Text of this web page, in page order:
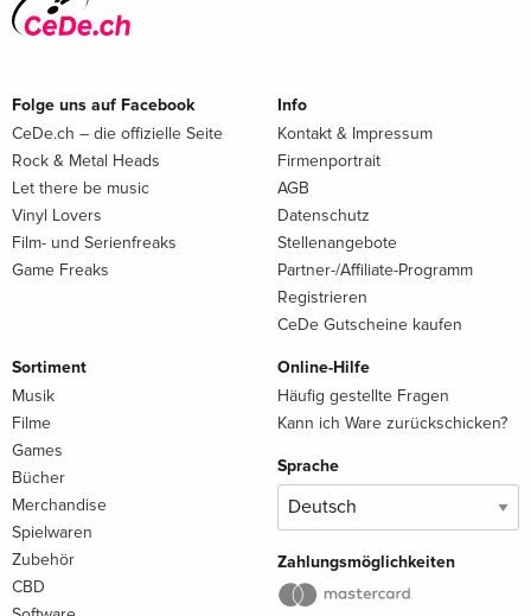
Folge uns auf Facebook
CeDe.ch – die offizielle Seite
Rock & Metal Heads
Let there be music
Vinyl Lovers
Film- und Serienfreaks
Game Freaks
Info
Kontakt & Impressum
Firmenportrait
AGB
Datenschutz
Stellenangebote
Partner-/Affiliate-Programm
Registrieren
CeDe Gutscheine kaufen
Sortiment
Musik
Filme
Games
Bücher
Merchandise
Spielwaren
Zubehör
CBD
Online-Hilfe
Häufig gestellte Fragen
Kann ich Ware zurückschicken?
Sprache
Zahlungsmöglichkeiten